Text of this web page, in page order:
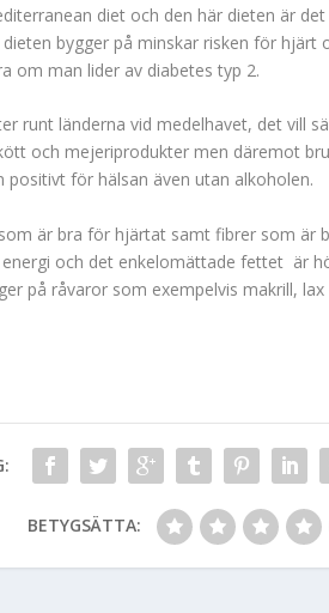
diet och den här dieten är
bygger på minskar risken för hjärt
om man lider av diabetes typ 2.
runt länderna vid medelhavet, det vill
och mejeriprodukter men däremot
positivt för hälsan även utan alkoholen.
är bra för hjärtat samt fibrer som är
och det enkelomättade fettet är
på råvaror som exempelvis makrill,
BETYGSÄTTA: